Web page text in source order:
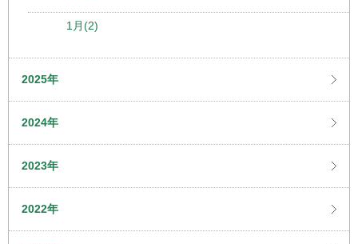
1月(2)
2025年
2024年
2023年
2022年